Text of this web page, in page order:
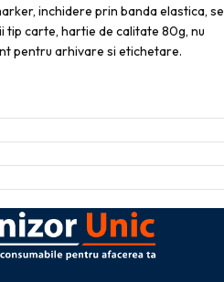
inchidere prin banda elastica, se
carte, hartie de calitate 80g, nu
pentru arhivare si etichetare.